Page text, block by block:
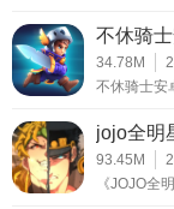
不休骑
34.78M
不休骑士安
jojo全明
93.45M
《JOJO全